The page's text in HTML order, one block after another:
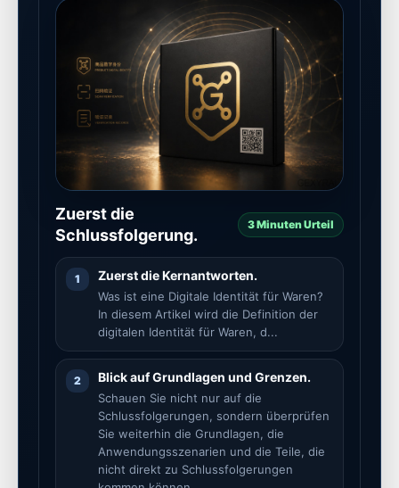
Zuerst die
Schlussfolgerung.
3 Minuten Urteil
1 Zuerst die Kernantworten.
Was ist eine Digitale Identität für Waren?
In diesem Artikel wird die Definition der
digitalen Identität für Waren, d...
2 Blick auf Grundlagen und Grenzen.
Schauen Sie nicht nur auf die
Schlussfolgerungen, sondern überprüfen
Sie weiterhin die Grundlagen, die
Anwendungsszenarien und die Teile, die
nicht direkt zu Schlussfolgerungen